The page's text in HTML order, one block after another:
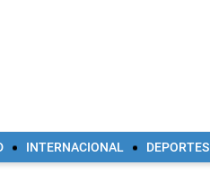
INTERNACIONAL DEPORTES